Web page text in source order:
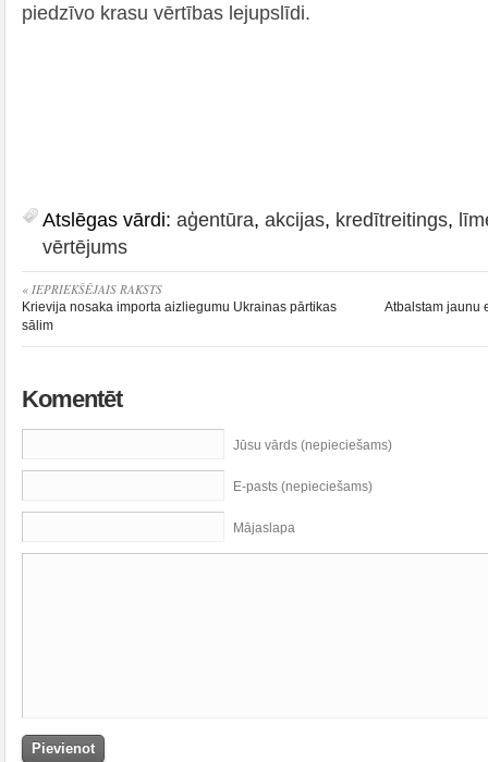
piedzīvo krasu vērtības lejupslīdi.
Atslēgas vārdi: aģentūra, akcijas, kredītreitings,
vērtējums
« IEPRIEKŠĒJAIS RAKSTS
Krievija nosaka importa aizliegumu Ukrainas pārtikas
sālim
Atbalstam jaunu
Komentēt
Jūsu vārds (nepieciešams)
E-pasts (nepieciešams)
Mājaslapa